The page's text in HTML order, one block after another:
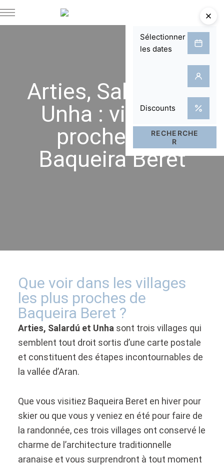
Arties, Salardú et
Unha : villages
proches de
Baqueira Beret
Que voir dans les villages
les plus proches de
Baqueira Beret ?
Arties, Salardú et Unha sont trois villages qui
semblent tout droit sortis d’une carte postale
et constituent des étapes incontournables de
la vallée d’Aran.
Que vous visitiez Baqueira Beret en hiver pour
skier ou que vous y veniez en été pour faire de
la randonnée, ces trois villages ont conservé le
charme de l’architecture traditionnelle
aranaise et vous surprendront à tout moment